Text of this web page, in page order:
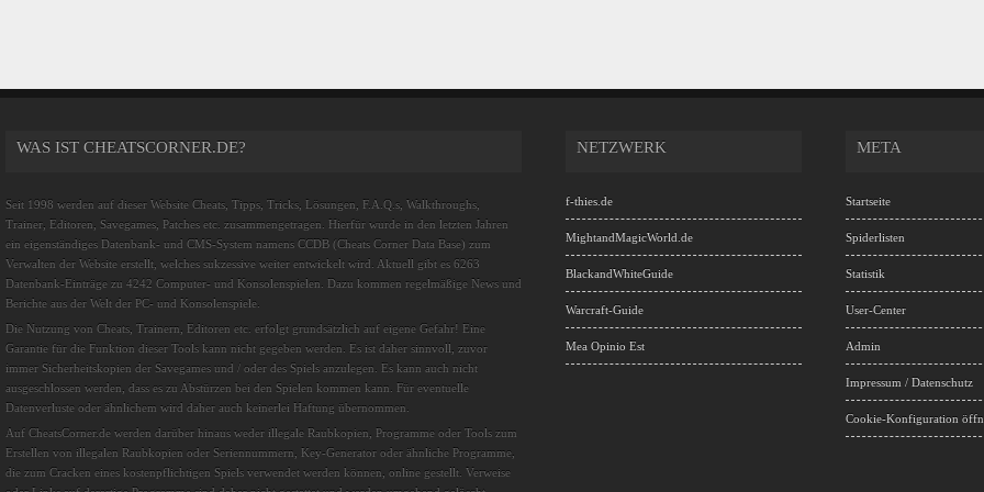
WAS IST CHEATSCORNER.DE?
Seit 1998 werden auf dieser Website Cheats, Tipps, Tricks, Lösungen, F.A.Q.s, Walkthroughs,
Trainer, Editoren, Savegames, Patches etc. zusammengetragen. Hierfür wurde in den letzten Jahren
ein eigenständiges Datenbank- und CMS-System namens CCDB (Cheats Corner Data Base) zum
Verwalten der Website erstellt, welches sukzessive weiter entwickelt wird. Aktuell gibt es 6263
Datenbank-Einträge zu 4242 Computer- und Konsolenspielen. Dazu kommen regelmäßige News und
Berichte aus der Welt der PC- und Konsolenspiele.
Die Nutzung von Cheats, Trainern, Editoren etc. erfolgt grundsätzlich auf eigene Gefahr! Eine
Garantie für die Funktion dieser Tools kann nicht gegeben werden. Es ist daher sinnvoll, zuvor
immer Sicherheitskopien der Savegames und / oder des Spiels anzulegen. Es kann auch nicht
ausgeschlossen werden, dass es zu Abstürzen bei den Spielen kommen kann. Für eventuelle
Datenverluste oder ähnlichem wird daher auch keinerlei Haftung übernommen.
Auf CheatsCorner.de werden darüber hinaus weder illegale Raubkopien, Programme oder Tools zum
Erstellen von illegalen Raubkopien oder Seriennummern, Key-Generator oder ähnliche Programme,
die zum Cracken eines kostenpflichtigen Spiels verwendet werden können, online gestellt. Verweise
NETZWERK
f-thies.de
MightandMagicWorld.de
BlackandWhiteGuide
Warcraft-Guide
Mea Opinio Est
META
Startseite
Spiderlisten
Statistik
User-Center
Admin
Impressum / Datenschutz
Cookie-Konfiguration